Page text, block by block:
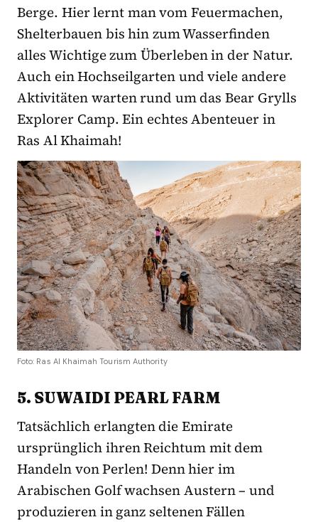
Berge. Hier lernt man vom Feuermachen,
Shelterbauen bis hin zum Wasserfinden
alles Wichtige zum Überleben in der Natur.
Auch ein Hochseilgarten und viele andere
Aktivitäten warten rund um das Bear Grylls
Explorer Camp. Ein echtes Abenteuer in
Ras Al Khaimah!
Foto: Ras Al Khaimah Tourism Authority
5. SUWAIDI PEARL FARM
Tatsächlich erlangten die Emirate
ursprünglich ihren Reichtum mit dem
Handeln von Perlen! Denn hier im
Arabischen Golf wachsen Austern – und
produzieren in ganz seltenen Fällen